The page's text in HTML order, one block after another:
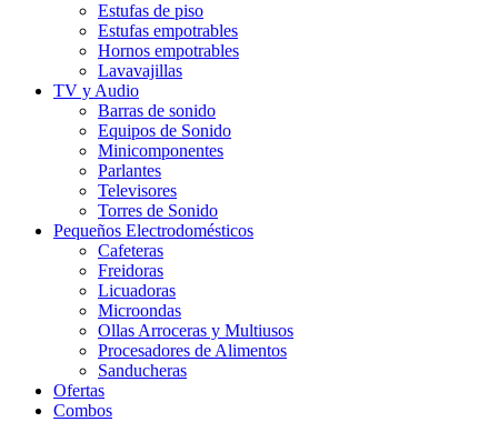
Estufas de piso
Estufas empotrables
Hornos empotrables
Lavavajillas
TV y Audio
Barras de sonido
Equipos de Sonido
Minicomponentes
Parlantes
Televisores
Torres de Sonido
Pequeños Electrodomésticos
Cafeteras
Freidoras
Licuadoras
Microondas
Ollas Arroceras y Multiusos
Procesadores de Alimentos
Sanducheras
Ofertas
Combos